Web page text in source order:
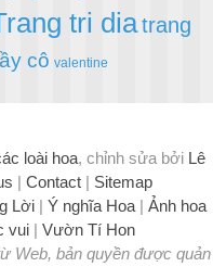
tri diatrang
cô valentine
loài hoa, chỉnh sửa bởi Lê
| Contact | Sitemap
Lời| Ý nghĩa Hoa| Ảnh hoa
vui| Vườn Tí Hon
Web, bản quyền được quản